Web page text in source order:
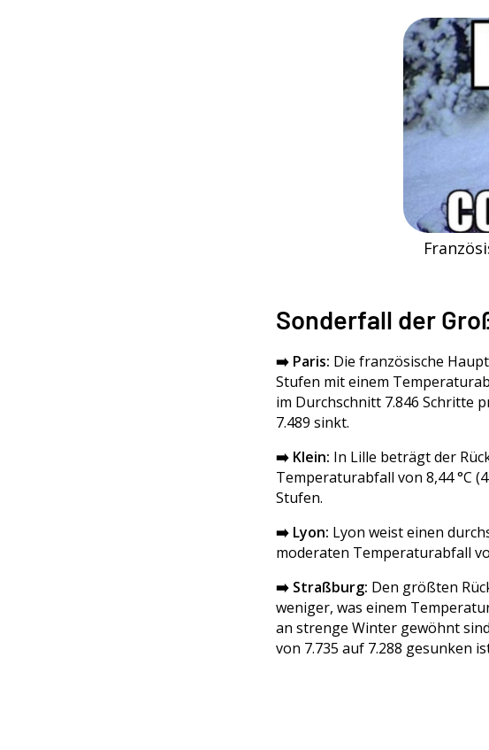
Sonderfall der
➡️ Paris: Die französische
Stufen mit einem
im Durchschnitt 7.846 Schritte
7.489 sinkt.
➡️ Klein: In Lille beträgt der
Temperaturabfall von 8,44 °C
Stufen.
➡️ Lyon: Lyon weist einen
moderaten Temperaturabfall
➡️ Straßburg: Den größten
weniger, was einem
an strenge Winter gewöhnt
von 7.735 auf 7.288 gesunken